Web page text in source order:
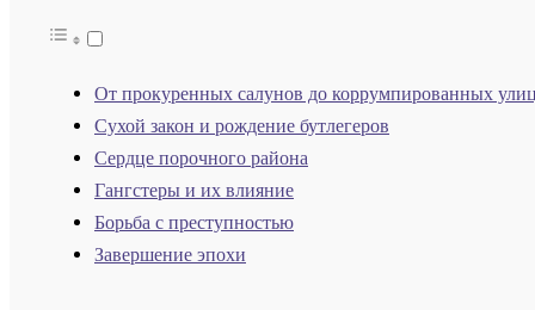
От прокуренных салунов до коррумпированных
Сухой закон и рождение бутлегеров
Сердце порочного района
Гангстеры и их влияние
Борьба с преступностью
Завершение эпохи